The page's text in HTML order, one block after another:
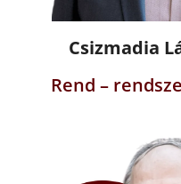
Csizmadia
Rend –